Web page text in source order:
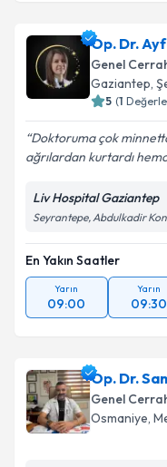
Op. Dr.
Genel
Gaziantep,
5 (1
Doktoruma çok
ağrılardan kurtardı
Liv Hospital Gaziantep
Seyrantepe, Abdulkadir
En Yakın Saatler
Yarın
09:00
Yarın
09:30
Op. Dr.
Genel
Osmaniye,